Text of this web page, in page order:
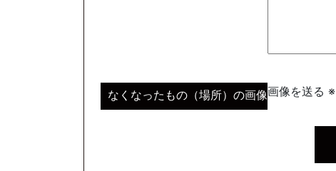
なくなったもの（場所）の画像画像を送る ※